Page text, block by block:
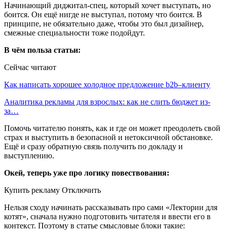
Начинающий диджитал-спец, который хочет выступать, но
боится. Он ещё нигде не выступал, потому что боится. В
принципе, не обязательно даже, чтобы это был дизайнер,
смежные специальности тоже подойдут.
В чём польза статьи:
Сейчас читают
Как написать хорошее холодное предложение b2b–клиенту
Аналитика рекламы для взрослых: как не слить бюджет из-
за…
Помочь читателю понять, как и где он может преодолеть свой
страх и выступить в безопасной и нетоксичной обстановке.
Ещё и сразу обратную связь получить по докладу и
выступлению.
Окей, теперь уже про логику повествования:
Купить рекламу Отключить
Нельзя сходу начинать рассказывать про сами «Лектории для
котят», сначала нужно подготовить читателя и ввести его в
контекст. Поэтому в статье смысловые блоки такие: